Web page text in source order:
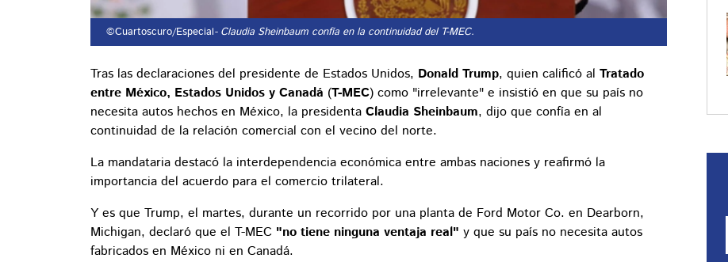
©Cuartoscuro/Especial- Claudia Sheinbaum confía en la continuidad del T-MEC.
Tras las declaraciones del presidente de Estados Unidos, Donald Trump, quien calificó al Tratado
entre México, Estados Unidos y Canadá (T-MEC) como "irrelevante" e insistió en que su país no
necesita autos hechos en México, la presidenta Claudia Sheinbaum, dijo que confía en al
continuidad de la relación comercial con el vecino del norte.
La mandataria destacó la interdependencia económica entre ambas naciones y reafirmó la
importancia del acuerdo para el comercio trilateral.
Y es que Trump, el martes, durante un recorrido por una planta de Ford Motor Co. en Dearborn,
Michigan, declaró que el T-MEC "no tiene ninguna ventaja real" y que su país no necesita autos
fabricados en México ni en Canadá.